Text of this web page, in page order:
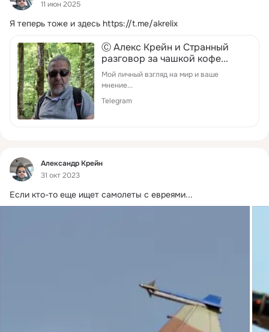
11 июн 2025
Я теперь тоже и здесь https://t.me/akrelix
Ⓒ Алекс Крейн и Странный
разговор за чашкой кофе...
Мой личный взгляд на мир и ваше
мнение...
Telegram
Фид
Александр Крейн
31 окт 2023
Если кто-то еще ищет самолеты с евреями...